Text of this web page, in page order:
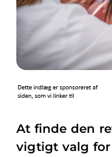
At finde den
vigtigt valg